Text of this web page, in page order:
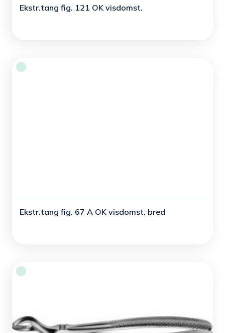
Ekstr.tang fig. 121 OK visdomst.
Ekstr.tang fig. 67 A OK visdomst. bred